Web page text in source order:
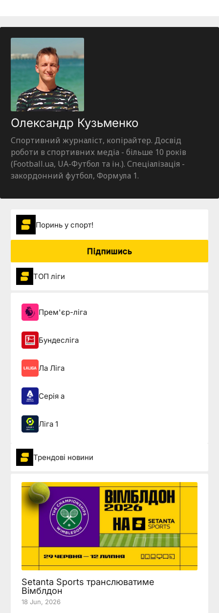
Олександр Кузьменко
Спортивний журналіст, копірайтер. Досвід
роботи в спортивних медіа - більше 10 років
(Football.ua, UA-Футбол та ін.). Спеціалізація -
закордонний футбол, Формула 1.
Поринь у спорт!
Підпишись
ТОП ліги
Прем'єр-ліга
Бундесліга
Ла Ліга
Серія а
Ліга 1
Трендові новини
Setanta Sports транслюватиме
Вімблдон
18 Jun, 2026